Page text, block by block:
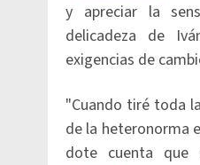
y apreciar la
delicadeza de
exigencias de
"Cuando tiré toda
de la heteronorma
dote cuenta que